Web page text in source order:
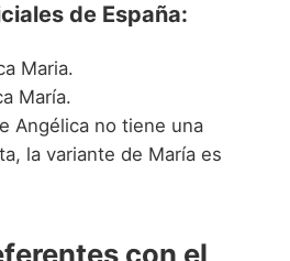
de España:
Maria.
María.
Angélica no tiene una
la variante de María es
con el